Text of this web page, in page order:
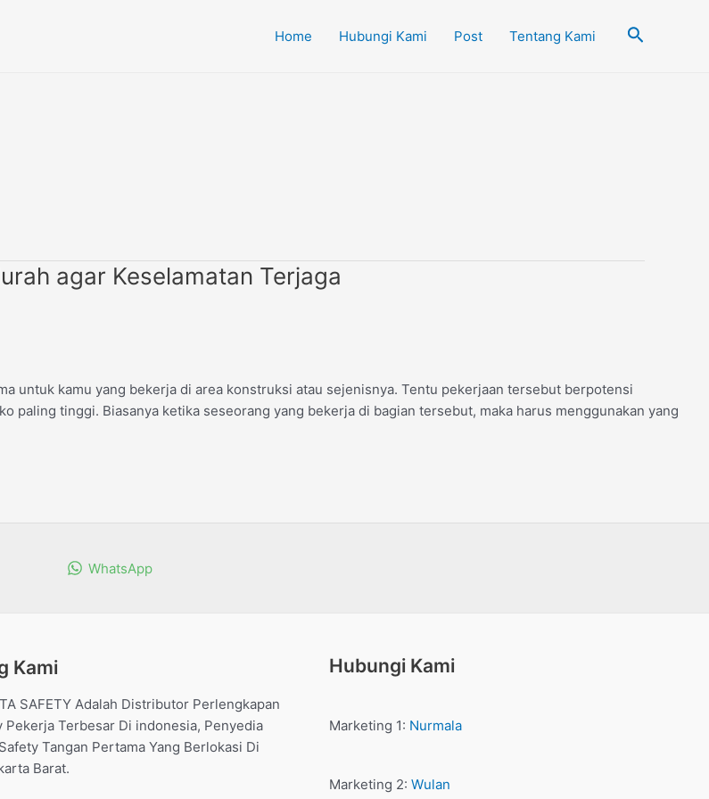
Home Hubungi Kami Post Tentang Kami Cari
agar Keselamatan Terjaga
untuk kamu yang bekerja di area konstruksi atau sejenisnya. Tentu pekerjaan tersebut berpotensi
paling tinggi. Biasanya ketika seseorang yang bekerja di bagian tersebut, maka harus menggunakan yang
WhatsApp
Kami
SAFETY Adalah Distributor Perlengkapan
Pekerja Terbesar Di indonesia, Penyedia
Tangan Pertama Yang Berlokasi Di
Barat.
Hubungi Kami
Marketing 1: Nurmala
Marketing 2: Wulan